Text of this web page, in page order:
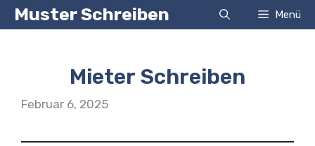
ZumMuster Schreiben Menü
Mieter Schreiben
Februar 6, 2025